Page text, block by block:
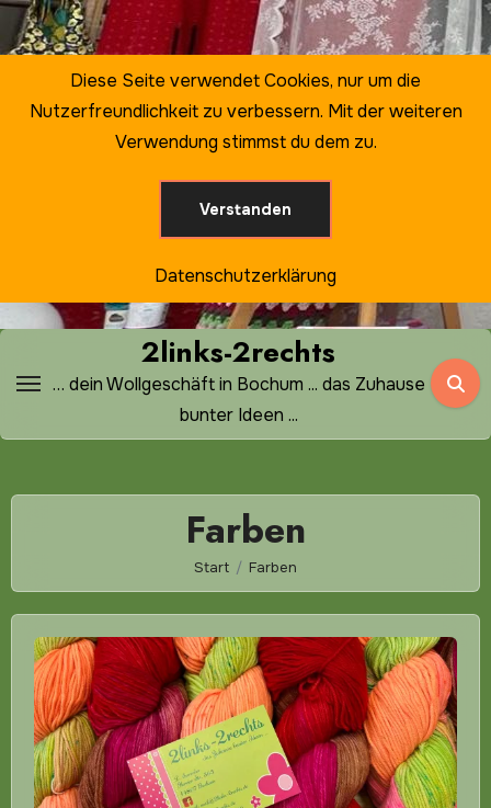
Zum
Inhalt
2links-2rechts
… dein Wollgeschäft in Bochum ... das Zuhause
bunter Ideen ...
Farben
Start Farben
Diese Seite verwendet Cookies, nur um die
Nutzerfreundlichkeit zu verbessern. Mit der weiteren
Verwendung stimmst du dem zu.
Verstanden
Datenschutzerklärung